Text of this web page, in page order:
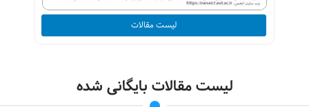
لیست مقالات
لیست مقالات بایگانی شده